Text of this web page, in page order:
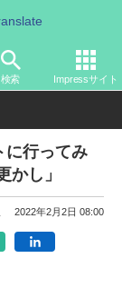
検索 Impressサイト
に行ってみ
かし」
2022年2月2日 08:00